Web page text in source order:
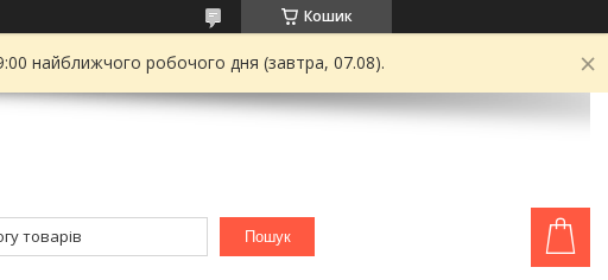
Кошик
найближчого робочого дня (завтра, 07.08).
Пошук